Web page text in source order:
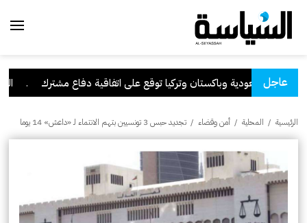
عاجل
السعودية وباكستان وتركيا توقع على اتفاقية دفاع مشترك
الرئيسية / المحلية / أمن وقضاء / تجديد حبس 3 تونسيين بتهم الانتماء لـ «داعش» 14 يوما